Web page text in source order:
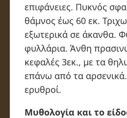
επιφάνειες. Πυκνός
θάμνος έως 60 εκ.
εξωτερικά σε άκανθα.
φυλλάρια. Άνθη
κεφαλές 3εκ., με τα
επάνω από τα
ερυθροί.
Μυθολογία και το